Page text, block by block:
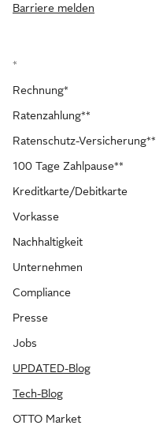
Barriere melden
*
Rechnung*
Ratenzahlung**
Ratenschutz-Versicherung**
100 Tage Zahlpause**
Kreditkarte/Debitkarte
Vorkasse
Nachhaltigkeit
Unternehmen
Compliance
Presse
Jobs
UPDATED-Blog
Tech-Blog
OTTO Market